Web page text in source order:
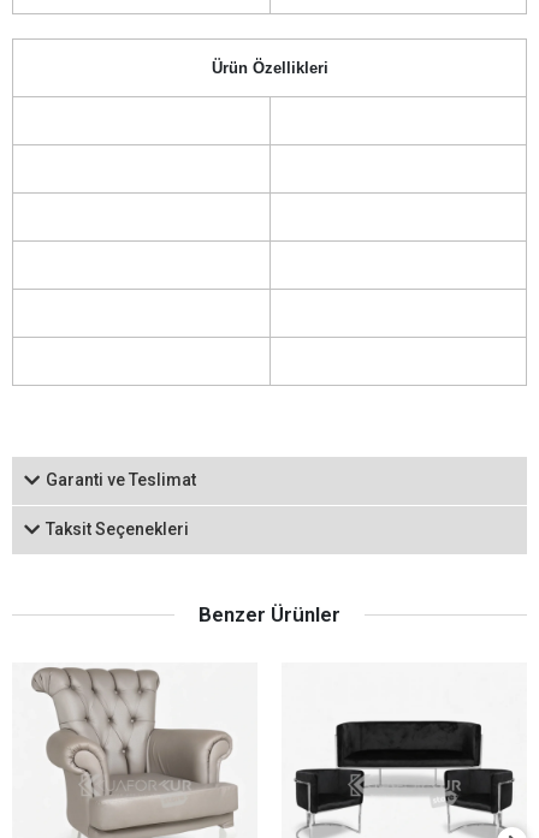
Ürün Özellikleri
Garanti ve Teslimat
Taksit Seçenekleri
Benzer Ürünler